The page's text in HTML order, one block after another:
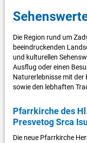
Die Region rund um
beeindruckenden
und kulturellen
Ausflug oder einen
Naturerlebnisse mit der
sowie den lebhaften
Pfarrkirche des
Presvetog Srca
Die neue Pfarrkirche